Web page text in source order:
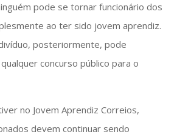
pode se tornar funcionário dos
ao ter sido jovem aprendiz.
posteriormente, pode
concurso público para o
no Jovem Aprendiz Correios,
devem continuar sendo